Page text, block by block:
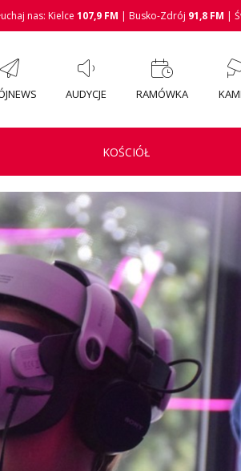
nas: Kielce 107,9 FM | Busko-Zdrój 91,8 FM |
AUDYCJE RAMÓWKA
KOŚCIÓŁ